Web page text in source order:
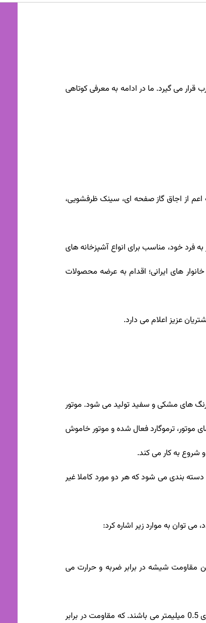
می گیرد. ما در ادامه به معرفی کوتاهی
اعم از اجاق گاز صفحه ای، سینک ظرفشویی،
فرد خود، مناسب برای انواع آشپزخانه های
های ایرانی؛ اقدام به عرضه محصولات
عزیز اعلام می دارد.
های مشکی و سفید تولید می شود. موتور
موتور، ترموگارد فعال شده و موتور خاموش
به کار می کند.
دسته بندی می شود که هر دو مورد کاملا غیر
توان به موارد زیر اشاره کرد:
امر موجب بالاتر رفتن مقاومت شیشه در برابر ضربه و حرارت می
فیلتر آلومینیومی هود توسط شرکت میلان تولید می شود. این فیلتر ها به صورت سه لایه با قطر توری 0.5 میلیمتر می باشند. که مقاومت در برابر